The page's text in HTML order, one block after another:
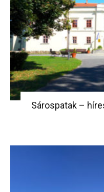
Sárospatak –